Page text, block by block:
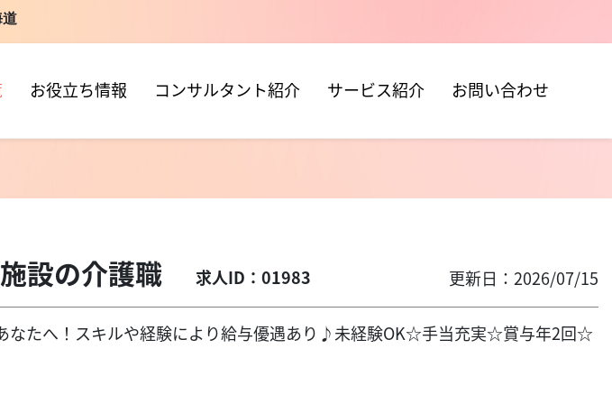
道
お役立ち情報 コンサルタント紹介 サービス紹介 お問い合わせ
施設の介護職 求人ID：01983 更新日：2026/07/15
なたへ！スキルや経験により給与優遇あり♪未経験OK☆手当充実☆賞与年2回☆